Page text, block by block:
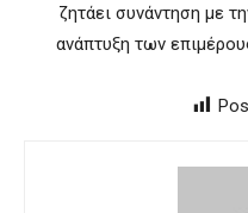
ζητάει συνάντηση με
ανάπτυξη των